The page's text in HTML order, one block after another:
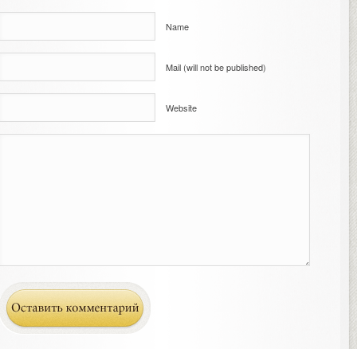
Name
Mail (will not be published)
Website